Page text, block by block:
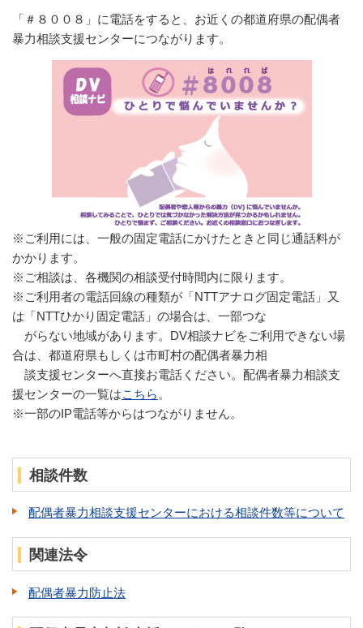
「＃８００８」に電話をすると、お近くの都道府県の配偶者
暴力相談支援センターにつながります。
※ご利用には、一般の固定電話にかけたときと同じ通話料が
かかります。
※ご相談は、各機関の相談受付時間内に限ります。
※ご利用者の電話回線の種類が「NTTアナログ固定電話」又
は「NTTひかり固定電話」の場合は、一部つな
がらない地域があります。DV相談ナビをご利用できない場
合は、都道府県もしくは市町村の配偶者暴力相
談支援センターへ直接お電話ください。配偶者暴力相談支
援センターの一覧はこちら。
※一部のIP電話等からはつながりません。
相談件数
配偶者暴力相談支援センターにおける相談件数等について
関連法令
配偶者暴力防止法